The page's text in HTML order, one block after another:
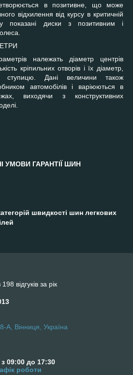
в позитивне, що може
відхилення від курсу в критичній
показані диски з позитивним і
належать діаметр центрів
кріпильних отворів і їх діаметр,
ступицю. Дані величини також
автомобілів і варіюються в
виходячи з конструктивних
УМОВИ ГАРАНТІЇ ШИН
швидкості шин легкових
відгуків за рік
А, Вінниця, Україна
09:00 до 17:30
роботи